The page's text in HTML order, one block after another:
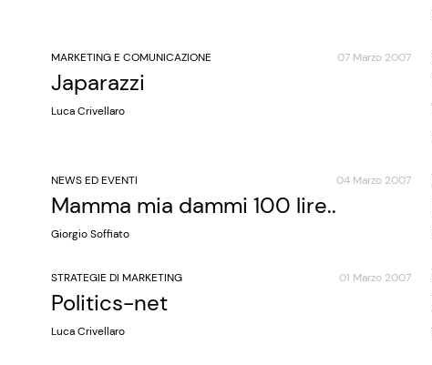
MARKETING E COMUNICAZIONE 07 Marzo 2007
Japarazzi
Luca Crivellaro
NEWS ED EVENTI 04 Marzo 2007
Mamma mia dammi 100 lire..
Giorgio Soffiato
STRATEGIE DI MARKETING 01 Marzo 2007
Politics-net
Luca Crivellaro